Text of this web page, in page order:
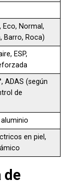
Eco, Normal,
Barro, Roca)
ESP,
ADAS (según
de
aluminio
en piel,
de